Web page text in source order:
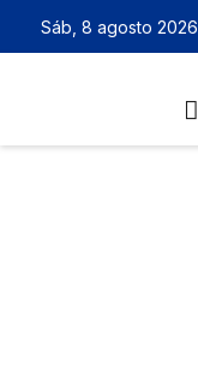
Sáb, 8 agosto 2026